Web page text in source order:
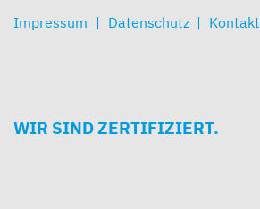
Impressum Datenschutz Kontakt
WIR SIND ZERTIFIZIERT.